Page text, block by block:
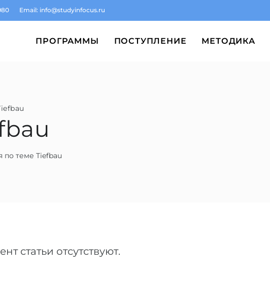
Email: info@studyinfocus.ru
ПРОГРАММЫ ПОСТУПЛЕНИЕ МЕТОДИКА
теме Tiefbau
статьи отсутствуют.